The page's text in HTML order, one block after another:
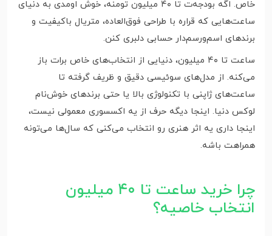
خاص. اگه بودجه‌ت تا ۴۰ میلیون تومنه، خوش اومدی به دنیای
ساعت‌هایی که قراره با طراحی فوق‌العاده، متریال باکیفیت و
برندهای اسم‌ورسم‌دار حسابی دلبری کنن.
ساعت تا ۴۰ میلیون، دنیایی از انتخاب‌های خاص برات باز
می‌کنه. از مدل‌های سوئیسی دقیق و ظریف گرفته تا
ساعت‌های ژاپنی با تکنولوژی بالا یا حتی برندهای خوش‌نام
لوکس دنیا. اینجا دیگه حرف از یه اکسسوری معمولی نیست،
اینجا داری یه اثر هنری رو انتخاب می‌کنی که سال‌ها می‌تونه
همراهت باشه.
چرا خرید ساعت تا ۴۰ میلیون
انتخاب خاصیه؟